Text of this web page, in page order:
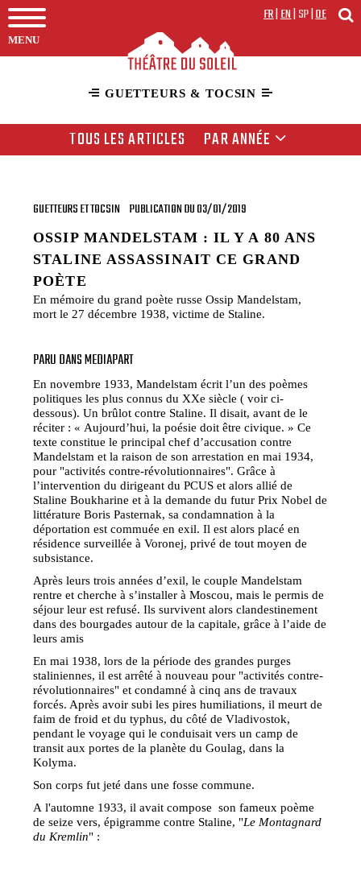
MENU
FR|EN|SP|DE
GUETTEURS & TOCSIN
TOUS LES ARTICLES PAR ANNÉE
GUETTEURS ET TOCSIN PUBLICATION DU 03/01/2019
OSSIP MANDELSTAM : IL Y A 80 ANS
STALINE ASSASSINAIT CE GRAND
POÈTE
En mémoire du grand poète russe Ossip Mandelstam,
mort le 27 décembre 1938, victime de Staline.
PARU DANS MEDIAPART
En novembre 1933, Mandelstam écrit l’un des poèmes
politiques les plus connus du XXe siècle ( voir ci-
dessous). Un brûlot contre Staline. Il disait, avant de le
réciter : « Aujourd’hui, la poésie doit être civique. » Ce
texte constitue le principal chef d’accusation contre
Mandelstam et la raison de son arrestation en mai 1934,
pour "activités contre-révolutionnaires". Grâce à
l’intervention du dirigeant du PCUS et alors allié de
Staline Boukharine et à la demande du futur Prix Nobel de
littérature Boris Pasternak, sa condamnation à la
déportation est commuée en exil. Il est alors placé en
résidence surveillée à Voronej, privé de tout moyen de
subsistance.
Après leurs trois années d’exil, le couple Mandelstam
rentre et cherche à s’installer à Moscou, mais le permis de
séjour leur est refusé. Ils survivent alors clandestinement
dans des bourgades autour de la capitale, grâce à l’aide de
leurs amis
En mai 1938, lors de la période des grandes purges
staliniennes, il est arrêté à nouveau pour "activités contre-
révolutionnaires" et condamné à cinq ans de travaux
forcés. Après avoir subi les pires humiliations, il meurt de
faim de froid et du typhus, du côté de Vladivostok,
pendant le voyage qui le conduisait vers un camp de
transit aux portes de la planète du Goulag, dans la
Kolyma.
Son corps fut jeté dans une fosse commune.
A l'automne 1933, il avait compose son fameux poème
de seize vers, épigramme contre Staline, "Le Montagnard
du Kremlin" :